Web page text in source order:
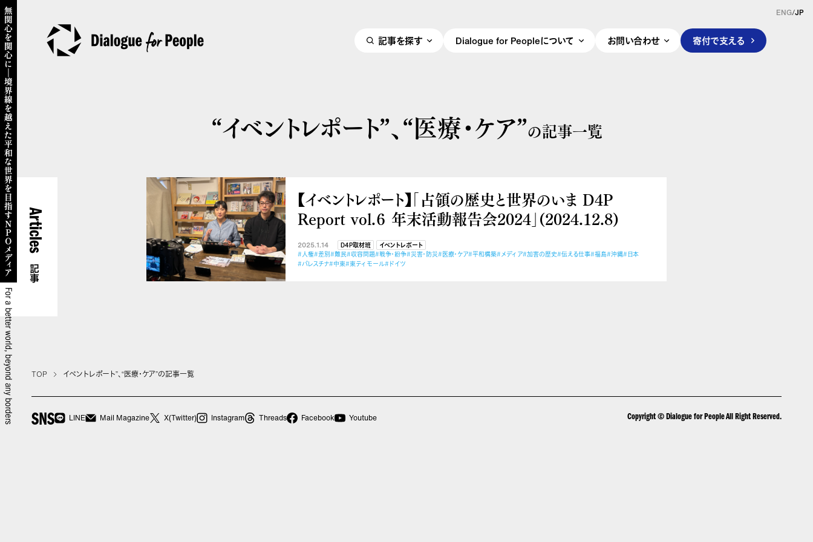
記事を探す Dialogue for Peopleについて お問い合わせ 寄付で支える
ENG/JP
“イベントレポート”、“医療・ケア”の記事一覧
Articles
記事
【イベントレポート】「占領の歴史と世界のいま D4P
Report vol.６ 年末活動報告会2024」(2024.12.8)
2025.1.14 D4P取材班
イベントレポート
#人権#差別#難民#収容問題#戦争・紛争#災害・防災#医療・ケア#平和構築#メディア#加害の歴史#伝える仕事#福島#沖縄#日本
#パレスチナ#中東#東ティモール#ドイツ
TOP イベントレポート”、“医療・ケア”の記事一覧
SNS LINE Mail Magazine X(Twitter) Instagram Threads Facebook Youtube Copyright © Dialogue for People All Right Reserved.